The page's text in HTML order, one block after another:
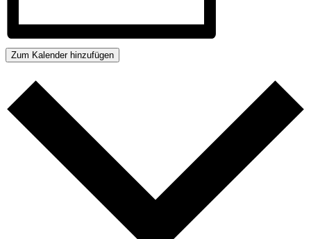
Zum Kalender hinzufügen